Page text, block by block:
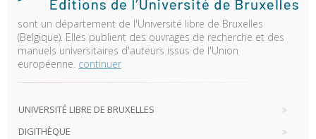
sont un département de l'Université libre de Bruxelles
(Belgique). Elles publient des ouvrages de recherche et des
manuels universitaires d'auteurs issus de l'Union
européenne. continuer
UNIVERSITÉ LIBRE DE BRUXELLES
DIGITHÈQUE